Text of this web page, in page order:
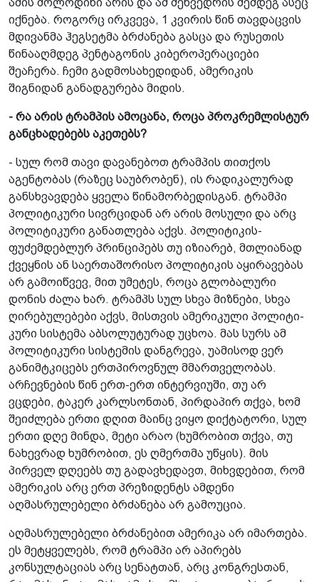
იქნება. როგორც ირკვევა, 1 კვირის წინ თავდაცვის
მდივანმა­ ჰეგსეტმა ბრძანება გასცა და რუსეთის
წინააღმდეგ პენტაგონის კიბეროპერაციები
შეაჩერა. ჩემი გადმოსახედიდან, ამერიკის
შიგნიდან განადგურება მიდის.
- რა არის ტრამპის ამოცანა, როცა პროკრემლისტურ
განცხადებებს აკეთებს?
- სულ რომ თავი დავანებოთ ტრამპის თითქოს
აგენტობას (რაზეც საუბრობენ), ის რადიკალურად
განსხვავდება ყველა წინამორბედისგან. ტრამპი
პოლიტიკური სივრციდან არ არის მოსული და არც
პოლიტიკური განათლება აქვს. პოლიტიკის­
ფუძემდებლურ პრინციპებს თუ იზიარებ, მთლიანად
ქვეყნის ან საერთაშორისო პოლიტიკის აყირავებას
არ გამოიწვევ, მით უმეტეს, როცა გლობალური
დონის ძალა ხარ. ტრამპს სულ სხვა მიზნები, სხვა
ღირებულებები აქვს, მისთვის ამერიკული პოლიტი­
კური სისტემა აბსოლუტურად უცხოა. მას სურს ამ
პოლიტიკური სისტემის დანგრევა­, უამისოდ ვერ
განიმტკიცებს ერთპიროვნულ მმართველობას.
არჩევნების წინ ერთ-ერთ ინტერვიუში, თუ არ
ვცდები, ტაკერ კარლსონთან, პირდაპირ თქვა, ხომ
შეიძლება ერთი დღით მაინც ვიყო დიქტატორი, სულ
ერთი დღე მინდა, მეტი არაო (ხუმრობით თქვა, თუ
ნახევრად ხუმრობით, ეს ღმერთმა უწყის). მის
პირველ დღეებს თუ გადავხედავთ, მიხვდებით, რომ
ამერიკის არც ერთ პრეზიდენტს ამდენი
აღმასრულებელი ბრძანება არ გამოუცია.
აღმასრულებელი ბრძანებით ამერიკა­ არ იმართება.
ეს მეტყველებს, რომ ტრამპი არ აპირებს
კონსულტაციას არც სენატთან, არც კონგრესთან,